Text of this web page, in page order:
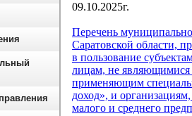
09.10.2025г.
Перечень
Саратовской области,
в пользование
лицам, не
применяющим
доход», и
малого и среднего